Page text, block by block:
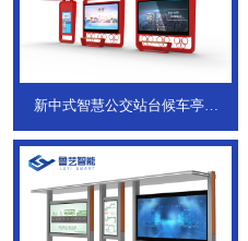
新中式智慧公交站台候车亭，